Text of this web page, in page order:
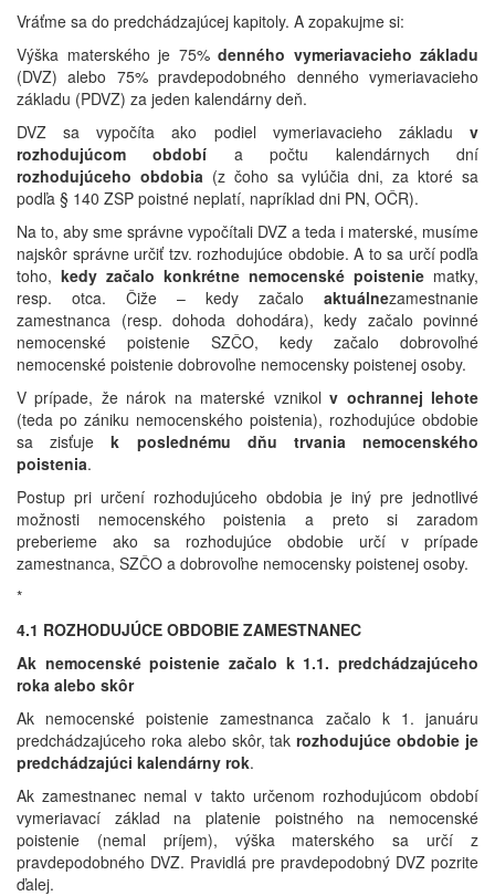
Vráťme sa do predchádzajúcej kapitoly. A zopakujme si:
Výška materského je 75% denného vymeriavacieho základu
(DVZ) alebo 75% pravdepodobného denného vymeriavacieho
základu (PDVZ) za jeden kalendárny deň.
DVZ sa vypočíta ako podiel vymeriavacieho základu v
rozhodujúcom období a počtu kalendárnych dní
rozhodujúceho obdobia(z čoho sa vylúčia dni, za ktoré sa
podľa § 140 ZSP poistné neplatí, napríklad dni PN, OČR).
Na to, aby sme správne vypočítali DVZ a teda i materské, musíme
najskôr správne určiť tzv. rozhodujúce obdobie. A to sa určí podľa
toho, kedy začalo konkrétne nemocenské poistenie matky,
resp. otca. Čiže – kedy začalo aktuálnezamestnanie
zamestnanca (resp. dohoda dohodára), kedy začalo povinné
nemocenské poistenie SZČO, kedy začalo dobrovoľné
nemocenské poistenie dobrovoľne nemocensky poistenej osoby.
V prípade, že nárok na materské vznikolv ochrannej lehote
(teda po zániku nemocenského poistenia), rozhodujúce obdobie
sa zisťujek poslednému dňu trvania nemocenského
poistenia.
Postup pri určení rozhodujúceho obdobia je iný pre jednotlivé
možnosti nemocenského poistenia a preto si zaradom
preberieme ako sa rozhodujúce obdobie určí v prípade
zamestnanca, SZČO a dobrovoľne nemocensky poistenej osoby.
*
4.1 ROZHODUJÚCE OBDOBIE ZAMESTNANEC
Ak nemocenské poistenie začalo k 1.1. predchádzajúceho
roka alebo skôr
Ak nemocenské poistenie zamestnanca začalo k 1. januáru
predchádzajúceho roka alebo skôr, tak rozhodujúce obdobie je
predchádzajúci kalendárny rok.
Ak zamestnanec nemal v takto určenom rozhodujúcom období
vymeriavací základ na platenie poistného na nemocenské
poistenie (nemal príjem), výška materského sa určí z
pravdepodobného DVZ. Pravidlá pre pravdepodobný DVZ pozrite
ďalej.